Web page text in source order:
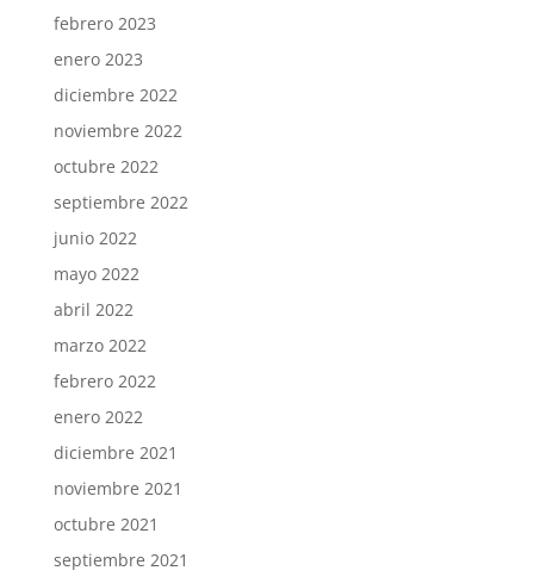
febrero 2023
enero 2023
diciembre 2022
noviembre 2022
octubre 2022
septiembre 2022
junio 2022
mayo 2022
abril 2022
marzo 2022
febrero 2022
enero 2022
diciembre 2021
noviembre 2021
octubre 2021
septiembre 2021